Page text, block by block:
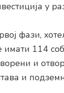
у
фази,
имати 114
и
и